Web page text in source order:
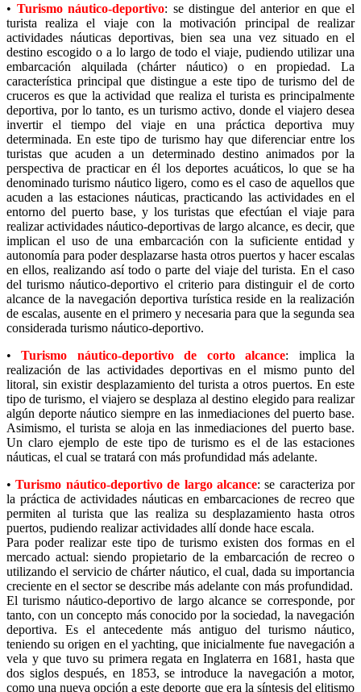
• Turismo náutico-deportivo: se distingue del anterior en que el
turista realiza el viaje con la motivación principal de realizar
actividades náuticas deportivas, bien sea una vez situado en el
destino escogido o a lo largo de todo el viaje, pudiendo utilizar una
embarcación alquilada (chárter náutico) o en propiedad. La
característica principal que distingue a este tipo de turismo del de
cruceros es que la actividad que realiza el turista es principalmente
deportiva, por lo tanto, es un turismo activo, donde el viajero desea
invertir el tiempo del viaje en una práctica deportiva muy
determinada. En este tipo de turismo hay que diferenciar entre los
turistas que acuden a un determinado destino animados por la
perspectiva de practicar en él los deportes acuáticos, lo que se ha
denominado turismo náutico ligero, como es el caso de aquellos que
acuden a las estaciones náuticas, practicando las actividades en el
entorno del puerto base, y los turistas que efectúan el viaje para
realizar actividades náutico-deportivas de largo alcance, es decir, que
implican el uso de una embarcación con la suficiente entidad y
autonomía para poder desplazarse hasta otros puertos y hacer escalas
en ellos, realizando así todo o parte del viaje del turista. En el caso
del turismo náutico-deportivo el criterio para distinguir el de corto
alcance de la navegación deportiva turística reside en la realización
de escalas, ausente en el primero y necesaria para que la segunda sea
considerada turismo náutico-deportivo.
•Turismo náutico-deportivo de corto alcance: implica la
realización de las actividades deportivas en el mismo punto del
litoral, sin existir desplazamiento del turista a otros puertos. En este
tipo de turismo, el viajero se desplaza al destino elegido para realizar
algún deporte náutico siempre en las inmediaciones del puerto base.
Asimismo, el turista se aloja en las inmediaciones del puerto base.
Un claro ejemplo de este tipo de turismo es el de las estaciones
náuticas, el cual se tratará con más profundidad más adelante.
• Turismo náutico-deportivo de largo alcance: se caracteriza por
la práctica de actividades náuticas en embarcaciones de recreo que
permiten al turista que las realiza su desplazamiento hasta otros
puertos, pudiendo realizar actividades allí donde hace escala.
Para poder realizar este tipo de turismo existen dos formas en el
mercado actual: siendo propietario de la embarcación de recreo o
utilizando el servicio de chárter náutico, el cual, dada su importancia
creciente en el sector se describe más adelante con más profundidad.
El turismo náutico-deportivo de largo alcance se corresponde, por
tanto, con un concepto más conocido por la sociedad, la navegación
deportiva. Es el antecedente más antiguo del turismo náutico,
teniendo su origen en el yachting, que inicialmente fue navegación a
vela y que tuvo su primera regata en Inglaterra en 1681, hasta que
dos siglos después, en 1853, se introduce la navegación a motor,
como una nueva opción a este deporte que era la síntesis del elitismo